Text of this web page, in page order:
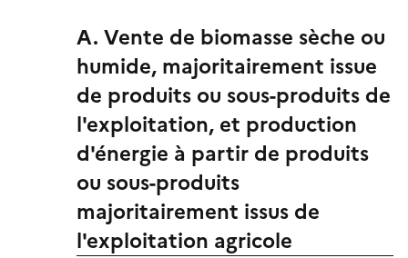
A. Vente de biomasse sèche ou
humide, majoritairement issue
de produits ou sous-produits de
l'exploitation, et production
d'énergie à partir de produits
ou sous-produits
majoritairement issus de
l'exploitation agricole